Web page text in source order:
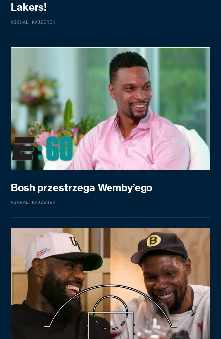
Lakers!
MICHAŁ KAJZEREK
Bosh przestrzega Wemby’ego
MICHAŁ KAJZEREK